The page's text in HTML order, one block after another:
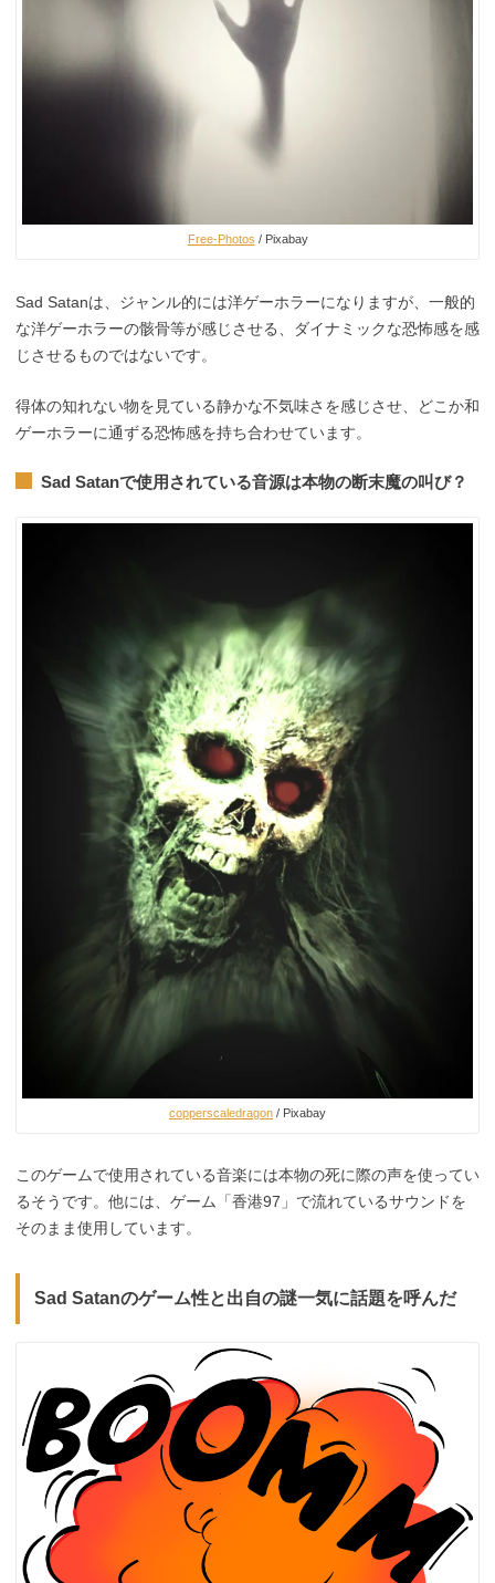
Free-Photos / Pixabay
Sad Satanは、ジャンル的には洋ゲーホラーになりますが、一般的
な洋ゲーホラーの骸骨等が感じさせる、ダイナミックな恐怖感を感
じさせるものではないです。
得体の知れない物を見ている静かな不気味さを感じさせ、どこか和
ゲーホラーに通ずる恐怖感を持ち合わせています。
Sad Satanで使用されている音源は本物の断末魔の叫び？
copperscaledragon / Pixabay
このゲームで使用されている音楽には本物の死に際の声を使ってい
るそうです。他には、ゲーム「香港97」で流れているサウンドを
そのまま使用しています。
Sad Satanのゲーム性と出自の謎一気に話題を呼んだ